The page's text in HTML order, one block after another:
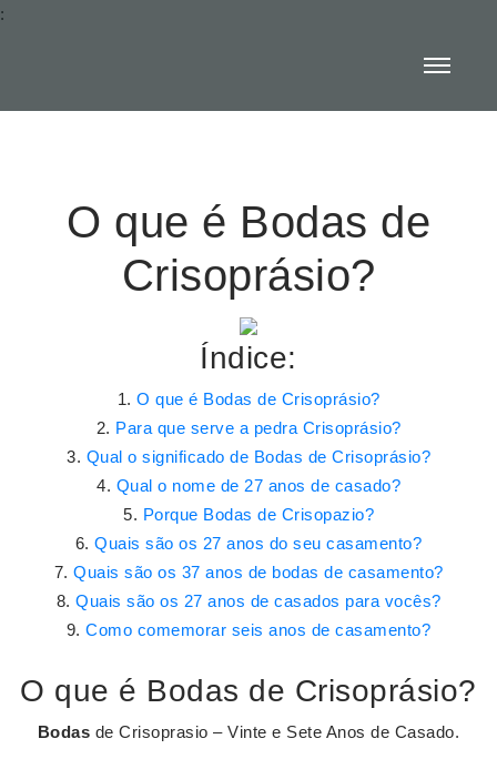
:
O que é Bodas de
Crisoprásio?
Índice:
O que é Bodas de Crisoprásio?
Para que serve a pedra Crisoprásio?
Qual o significado de Bodas de Crisoprásio?
Qual o nome de 27 anos de casado?
Porque Bodas de Crisopazio?
Quais são os 27 anos do seu casamento?
Quais são os 37 anos de bodas de casamento?
Quais são os 27 anos de casados para vocês?
Como comemorar seis anos de casamento?
O que é Bodas de Crisoprásio?
Bodas de Crisoprasio – Vinte e Sete Anos de Casado.